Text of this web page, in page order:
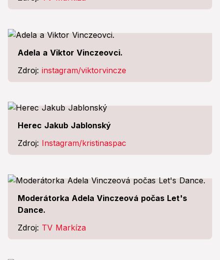
Adela a Viktor Vinczeovci.
Zdroj: instagram/viktorvincze
Herec Jakub Jablonský
Zdroj: Instagram/kristinaspac
Moderátorka Adela Vinczeová počas Let's
Dance.
Zdroj: TV Markíza